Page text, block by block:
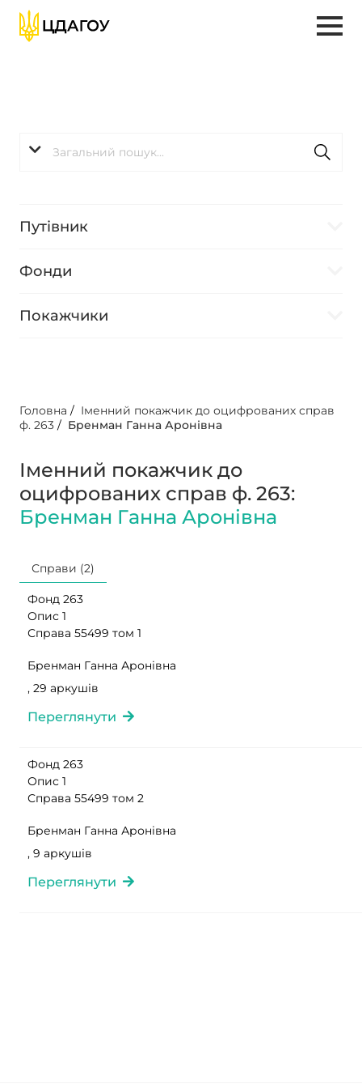
Путівник
Фонди
Покажчики
Головна / Іменний покажчик до оцифрованих справ
ф. 263 / Бренман Ганна Аронівна
Іменний покажчик до
оцифрованих справ ф. 263:
Бренман Ганна Аронівна
Справи (2)
Фонд 263
Опис 1
Справа 55499 том 1
Бренман Ганна Аронівна
, 29 аркушів
Переглянути
Фонд 263
Опис 1
Справа 55499 том 2
Бренман Ганна Аронівна
, 9 аркушів
Переглянути